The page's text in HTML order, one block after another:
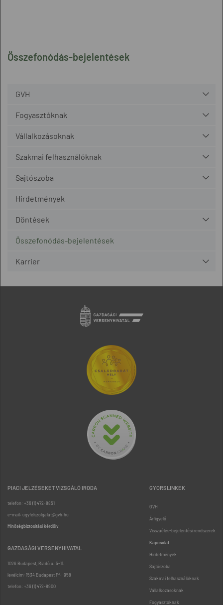
Összefonódás-bejelentések
GVH
Fogyasztóknak
Vállalkozásoknak
Szakmai felhasználóknak
Sajtószoba
Hirdetmények
Döntések
Összefonódás-bejelentések
Karrier
PIACI JELZÉSEKET VIZSGÁLÓ IRODA
telefon: +36 (1) 472-8851
e-mail: ugyfelszolgalat@gvh.hu
Minőségbiztosítási kérdőív
GAZDASÁGI VERSENYHIVATAL
1026 Budapest, Riadó u. 5-11.
levélcím: 1534 Budapest Pf.: 958
telefon: +36 (1) 472-8900
GYORSLINKEK
GVH
Árfigyelő
Visszaélés-bejelentési rendszerek
Kapcsolat
Hirdetmények
Sajtószoba
Szakmai felhasználóknak
Vállalkozásoknak
Fogyasztóknak